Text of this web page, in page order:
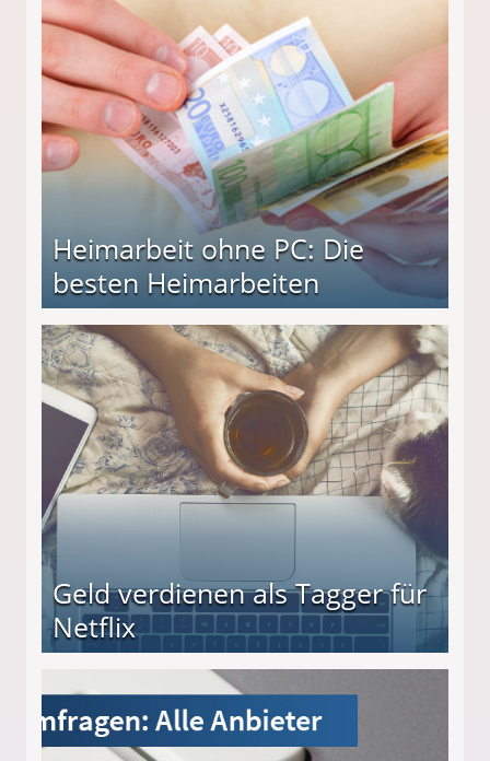
Heimarbeit ohne PC: Die
besten Heimarbeiten
Geld verdienen als Tagger für
Netflix